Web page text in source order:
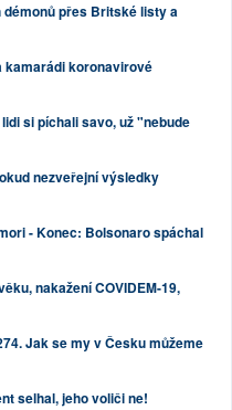
démonů přes Britské listy a
kamarádi koronavirové
si píchali savo, už "nebude
nezveřejní výsledky
- Konec: Bolsonaro spáchal
nakažení COVIDEM-19,
Jak se my v Česku můžeme
selhal, jeho voliči ne!